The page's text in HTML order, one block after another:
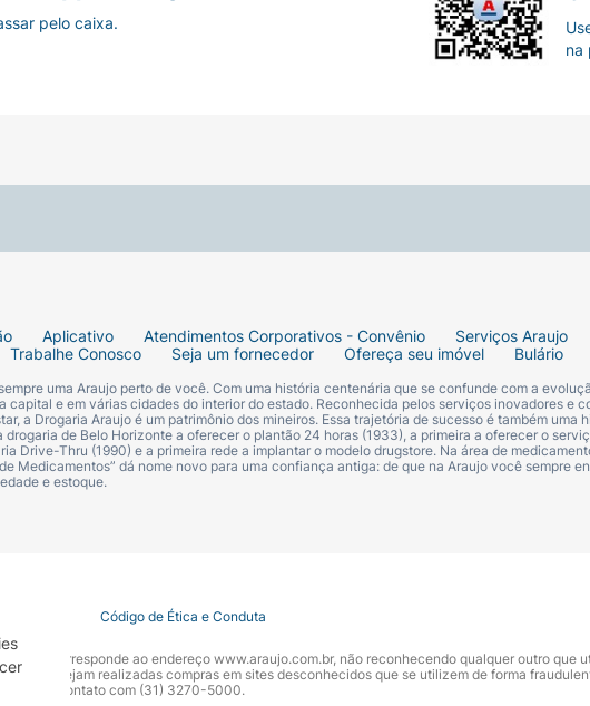
existentes ou se você estiver tomando outros medicamentos.
e a prática regular de exercícios físicos. A combinação de
melhor desempenho mental.
Aplicativo Atendimentos Corporativos - Convênio Serviços Araujo
Trabalhe Conosco Seja um fornecedor Ofereça seu imóvel Bulário
uma Araujo perto de você. Com uma história centenária que se confunde com a
capital e em várias cidades do interior do estado. Reconhecida pelos serviços inovadores e
a Drogaria Araujo é um patrimônio dos mineiros. Essa trajetória de sucesso é também uma
de Belo Horizonte a oferecer o plantão 24 horas (1933), a primeira a oferecer o
Drive-Thru (1990) e a primeira rede a implantar o modelo drugstore. Na área de
Medicamentos” dá nome novo para uma confiança antiga: de que na Araujo você sempre
e estoque.
pelo caixa.
na
Código de Ética e Conduta
oficial corresponde ao endereço www.araujo.com.br, não reconhecendo qualquer outro que
não sejam realizadas compras em sites desconhecidos que se utilizem de forma
em contato com (31) 3270-5000.